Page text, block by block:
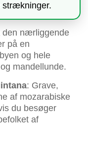
strækninger.
den nærliggende
på en
og hele
mandellunde.
: Grave,
af mozarabiske
du besøger
af